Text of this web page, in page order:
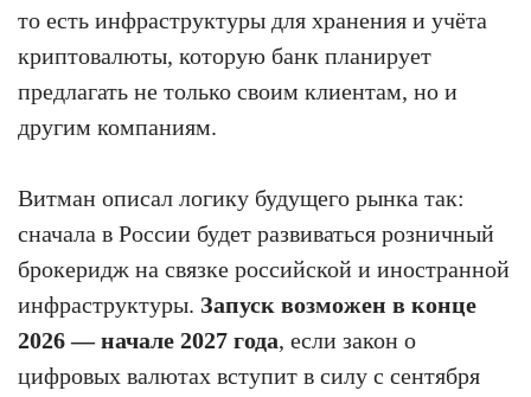
то есть инфраструктуры для хранения и учёта
криптовалюты, которую банк планирует
предлагать не только своим клиентам, но и
другим компаниям.
Витман описал логику будущего рынка так:
сначала в России будет развиваться розничный
брокеридж на связке российской и иностранной
инфраструктуры. Запуск возможен в конце
2026 — начале 2027 года, если закон о
цифровых валютах вступит в силу с сентября